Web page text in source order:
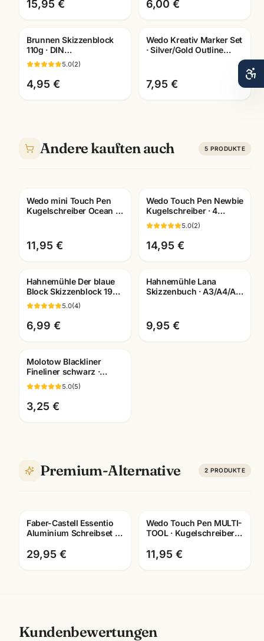
Schule
15,95 € 6,00 €
Brunnen Skizzenblock
110g · DIN
A2/A3/A4/A5/A6
wählbar · Künstlerbedarf
Mannheim
5.0(2)
4,95 €
Wedo Kreativ Marker Set
· Silver/Gold Outline
Mannheim
7,95 €
Andere kauften auch 5 PRODUKTE
Wedo mini Touch Pen
Kugelschreiber Ocean ·
orange/dunkelblau/hellblau/pink
11,95 €
Wedo Touch Pen Newbie
Kugelschreiber · 4
Farben · hellblau
dunkelblau gruen
goldgelb
5.0(2)
14,95 €
Hahnemühle Der blaue
Block Skizzenblock 190g
· A2/A3/A4/A5 ·
Künstlerbedarf
Mannheim
5.0(4)
6,99 €
Hahnemühle Lana
Skizzenbuch · A3/A4/A5
9,95 €
Molotow Blackliner
Fineliner schwarz ·
pigmentiert +
dokumentenecht ·
Künstlerbedarf
5.0(5)
3,25 €
Premium-Alternative 2 PRODUKTE
Faber-Castell Essentio
Aluminium Schreibset ·
Mannheim
29,95 €
Wedo Touch Pen MULTI-
TOOL · Kugelschreiber
Funktion ·
silber/schwarz
11,95 €
Kundenbewertungen